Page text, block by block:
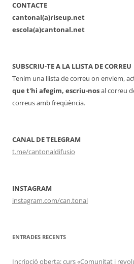
CONTACTE
cantonal(a)riseup.net
escola(a)cantonal.net
SUBSCRIU-TE A LA LLISTA DE CORREU
Tenim una llista de correu on enviem,
que t'hi afegim, escriu-nosal correu
correus amb freqüència.
CANAL DE TELEGRAM
t.me/cantonaldifusio
INSTAGRAM
instagram.com/can.tonal
ENTRADES RECENTS
Incripció oberta: curs «Comunitat i